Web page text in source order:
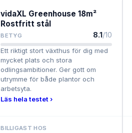
vidaXL Greenhouse 18m²
Rostfritt stål
BETYG 8.1/10
Ett riktigt stort växthus för dig med
mycket plats och stora
odlingsambitioner. Ger gott om
utrymme för både plantor och
arbetsyta.
Läs hela testet ›
BILLIGAST HOS